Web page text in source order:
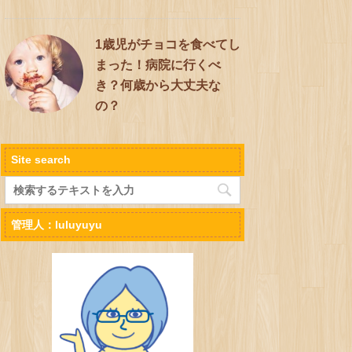
1歳児がチョコを食べてし
まった！病院に行くべ
き？何歳から大丈夫な
の？
Site search
管理人：luluyuyu